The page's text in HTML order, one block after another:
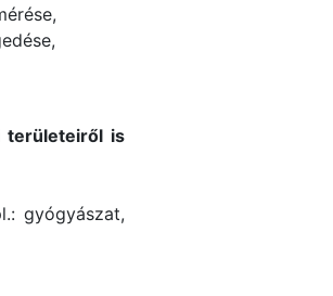
területeiről is
gyógyászat,